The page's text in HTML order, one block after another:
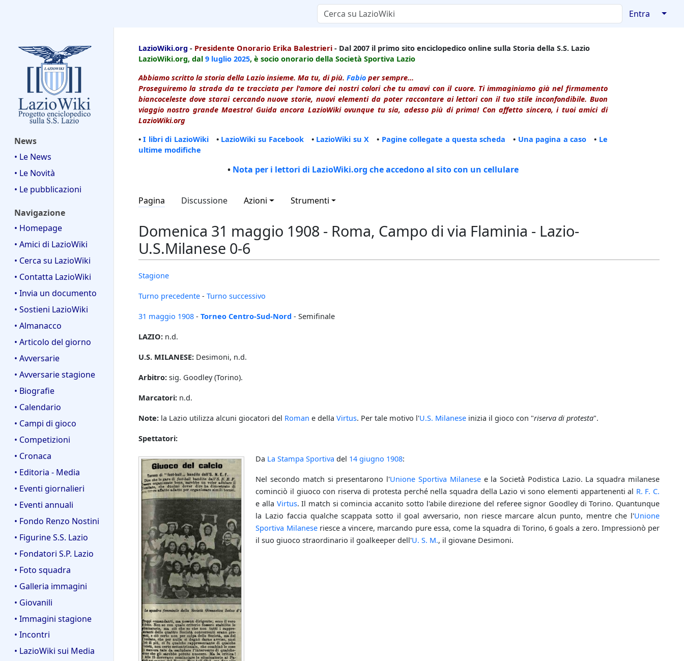
Entra ↓
News
• Le News
• Le Novità
• Le pubblicazioni
Navigazione
• Homepage
• Amici di LazioWiki
• Cerca su LazioWiki
• Contatta LazioWiki
• Invia un documento
• Sostieni LazioWiki
• Almanacco
• Articolo del giorno
• Avversarie
• Avversarie stagione
• Biografie
• Calendario
• Campi di gioco
• Competizioni
• Cronaca
• Editoria - Media
• Eventi giornalieri
• Eventi annuali
• Fondo Renzo Nostini
• Figurine S.S. Lazio
• Fondatori S.P. Lazio
• Foto squadra
• Galleria immagini
• Giovanili
• Immagini stagione
• Incontri
• LazioWiki sui Media
LazioWiki.org - Presidente Onorario Erika Balestrieri - Dal 2007 il primo sito enciclopedico online sulla Storia della S.S. Lazio
LazioWiki.org, dal 9 luglio 2025, è socio onorario della Società Sportiva Lazio
Abbiamo scritto la storia della Lazio insieme. Ma tu, di più. Fabio per sempre...
Proseguiremo la strada da te tracciata per l'amore dei nostri colori che tu amavi con il cuore. Ti immaginiamo già nel firmamento
biancoceleste dove starai cercando nuove storie, nuovi elementi da poter raccontare ai lettori con il tuo stile inconfondibile. Buon
viaggio nostro grande Maestro! Guida ancora LazioWiki ovunque tu sia, adesso più di prima! Con affetto sincero, i tuoi amici di
LazioWiki.org
•I libri di LazioWiki• LazioWiki su Facebook • LazioWiki su X • Pagine collegate a questa scheda • Una pagina a caso • Le
ultime modifiche
• Nota per i lettori di LazioWiki.org che accedono al sito con un cellulare
Pagina Discussione Azioni Strumenti
Domenica 31 maggio 1908 - Roma, Campo di via Flaminia - Lazio-
U.S.Milanese 0-6
Stagione
Turno precedente - Turno successivo
31 maggio 1908 - Torneo Centro-Sud-Nord - Semifinale
LAZIO: n.d.
U.S. MILANESE: Desimoni, n.d.
Arbitro: sig. Goodley (Torino).
Marcatori: n.d.
Note: la Lazio utilizza alcuni giocatori del Roman e della Virtus. Per tale motivo l'U.S. Milanese inizia il gioco con "riserva di protesta".
Spettatori:
Da La Stampa Sportiva del 14 giugno 1908:
Nel secondo match si presentarono l'Unione Sportiva Milanesee la Società Podistica Lazio. La squadra milanese
cominciò il giuoco con riserva di protesta perché nella squadra della Lazio vi sono elementi appartenenti al R. F. C.
e alla Virtus. Il match si comincia accanito sotto l'abile direzione del referee signor Goodley di Torino. Quantunque
la Lazio faccia qualche scappata sotto il goal avversario, non riesce marcare alcun punto, mentre che l'Unione
Sportiva Milaneseriesce a vincere, marcando pure essa, come la squadra di Torino, 6 goals a zero. Impressionò per
il suo giuoco straordinario il goalkeeper dell'U. S. M., il giovane Desimoni.